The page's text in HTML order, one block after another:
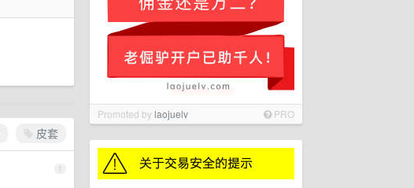
Promoted bylaojuelv PRO
皮套
1